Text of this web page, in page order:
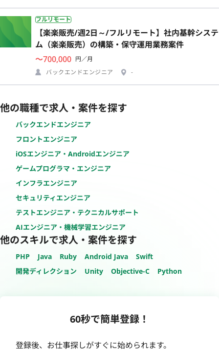
フルリモート
【楽楽販売/週2日～/フルリモート】社内基幹システ
ム（楽楽販売）の構築・保守運用業務案件
〜700,000 円／月
バックエンドエンジニア
-
他の職種で求人・案件を探す
バックエンドエンジニア
フロントエンジニア
iOSエンジニア・Androidエンジニア
ゲームプログラマ・エンジニア
インフラエンジニア
セキュリティエンジニア
テストエンジニア・テクニカルサポート
AIエンジニア・機械学習エンジニア
他のスキルで求人・案件を探す
PHP Java Ruby Android Java
Swift
開発ディレクション
Unity Objective-C Python
60秒で簡単登録！
登録後、お仕事探しがすぐに始められます。